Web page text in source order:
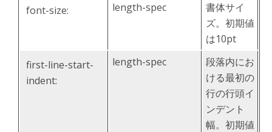
font-size: length-spec
書体サイ
ズ。初期値
は10pt
first-line-start-
indent:
length-spec
段落内にお
ける最初の
行の行頭イ
ンデント
幅。初期値